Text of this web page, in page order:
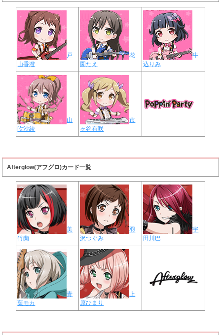
戸
山香澄
花
園たえ
牛
込りみ
山
吹沙綾
市
ヶ谷有咲
Afterglow(アフグロ)カード一覧
美
竹蘭
羽
沢つぐみ
宇
田川巴
青
葉モカ
上
原ひまり